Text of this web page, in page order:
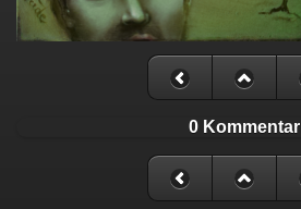
0 Kommentar